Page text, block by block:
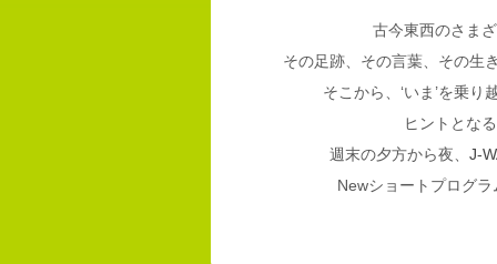
古今東西のさま
その足跡、その言葉、その生
そこから、‘いま’を乗
ヒントとな
週末の夕方から夜、 J-
Newショートプログ